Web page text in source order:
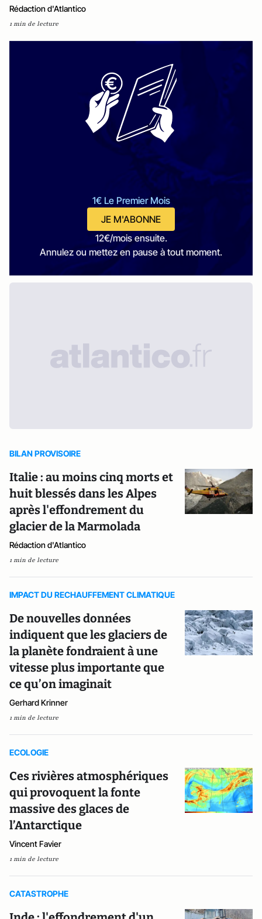
Rédaction d'Atlantico
1 min de lecture
1€ Le Premier Mois
JE M'ABONNE
12€/mois ensuite.
Annulez ou mettez en pause à tout moment.
BILAN PROVISOIRE
Italie : au moins cinq morts et
huit blessés dans les Alpes
après l'effondrement du
glacier de la Marmolada
Rédaction d'Atlantico
1 min de lecture
IMPACT DU RECHAUFFEMENT CLIMATIQUE
De nouvelles données
indiquent que les glaciers de
la planète fondraient à une
vitesse plus importante que
ce qu’on imaginait
Gerhard Krinner
1 min de lecture
ECOLOGIE
Ces rivières atmosphériques
qui provoquent la fonte
massive des glaces de
l’Antarctique
Vincent Favier
1 min de lecture
CATASTROPHE